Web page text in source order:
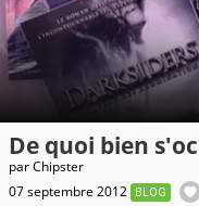
De quoi bien
parChipster
07 septembre 2012
BLOG